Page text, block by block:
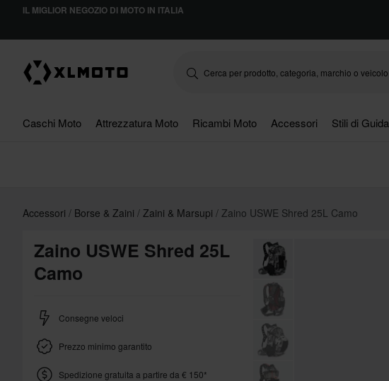
IL MIGLIOR NEGOZIO DI MOTO IN ITALIA
Caschi Moto Attrezzatura Moto Ricambi Moto Accessori Stili di Guida
Accessori Borse & Zaini Zaini & Marsupi Zaino USWE Shred 25L Camo
Zaino USWE Shred 25L
Camo
Consegne veloci
Prezzo minimo garantito
Spedizione gratuita a partire da € 150*